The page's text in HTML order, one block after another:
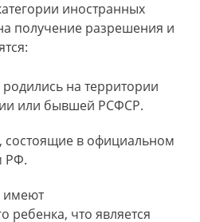
иностранных
получение разрешения и
на территории
или бывшей РСФСР.
состоящие в официальном
РФ.
имеют
ребенка, что является